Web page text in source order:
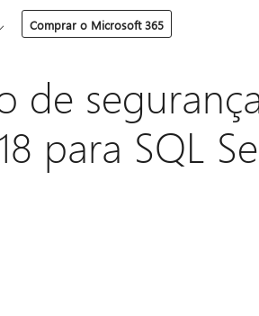
Comprar o Microsoft 365
de
para SQL